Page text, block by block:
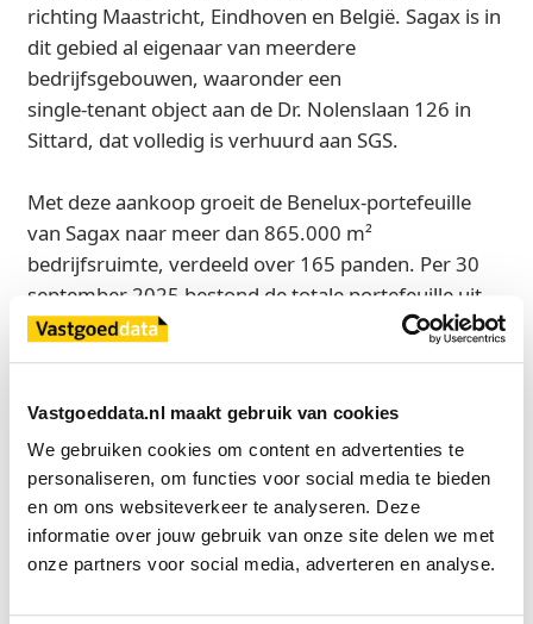
Vastgoeddata.nl maakt gebruik van cookies
We gebruiken cookies om content en advertenties te
personaliseren, om functies voor social media te bieden
en om ons websiteverkeer te analyseren. Deze
informatie over jouw gebruik van onze site delen we met
onze partners voor social media, adverteren en analyse.
richting Maastricht, Eindhoven en België. Sagax is in
dit gebied al eigenaar van meerdere
bedrijfsgebouwen, waaronder een
single-tenant object aan de Dr. Nolenslaan 126 in
Sittard, dat volledig is verhuurd aan SGS.
Met deze aankoop groeit de Benelux‑portefeuille
van Sagax naar meer dan 865.000 m²
bedrijfsruimte, verdeeld over 165 panden. Per 30
september 2025 bestond de totale portefeuille uit
1.010 panden met een gezamenlijke oppervlakte
van 5,2 miljoen m² in acht Europese landen.
Bron
Sagax Industrial
Exclusief voor licentiehouders